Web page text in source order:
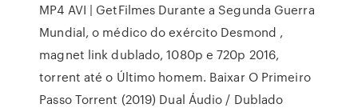
MP4 AVI | GetFilmes Durante a Segunda Guerra
Mundial, o médico do exército Desmond ,
magnet link dublado, 1080p e 720p 2016,
torrent até o Último homem. Baixar O Primeiro
Passo Torrent (2019) Dual Áudio / Dublado